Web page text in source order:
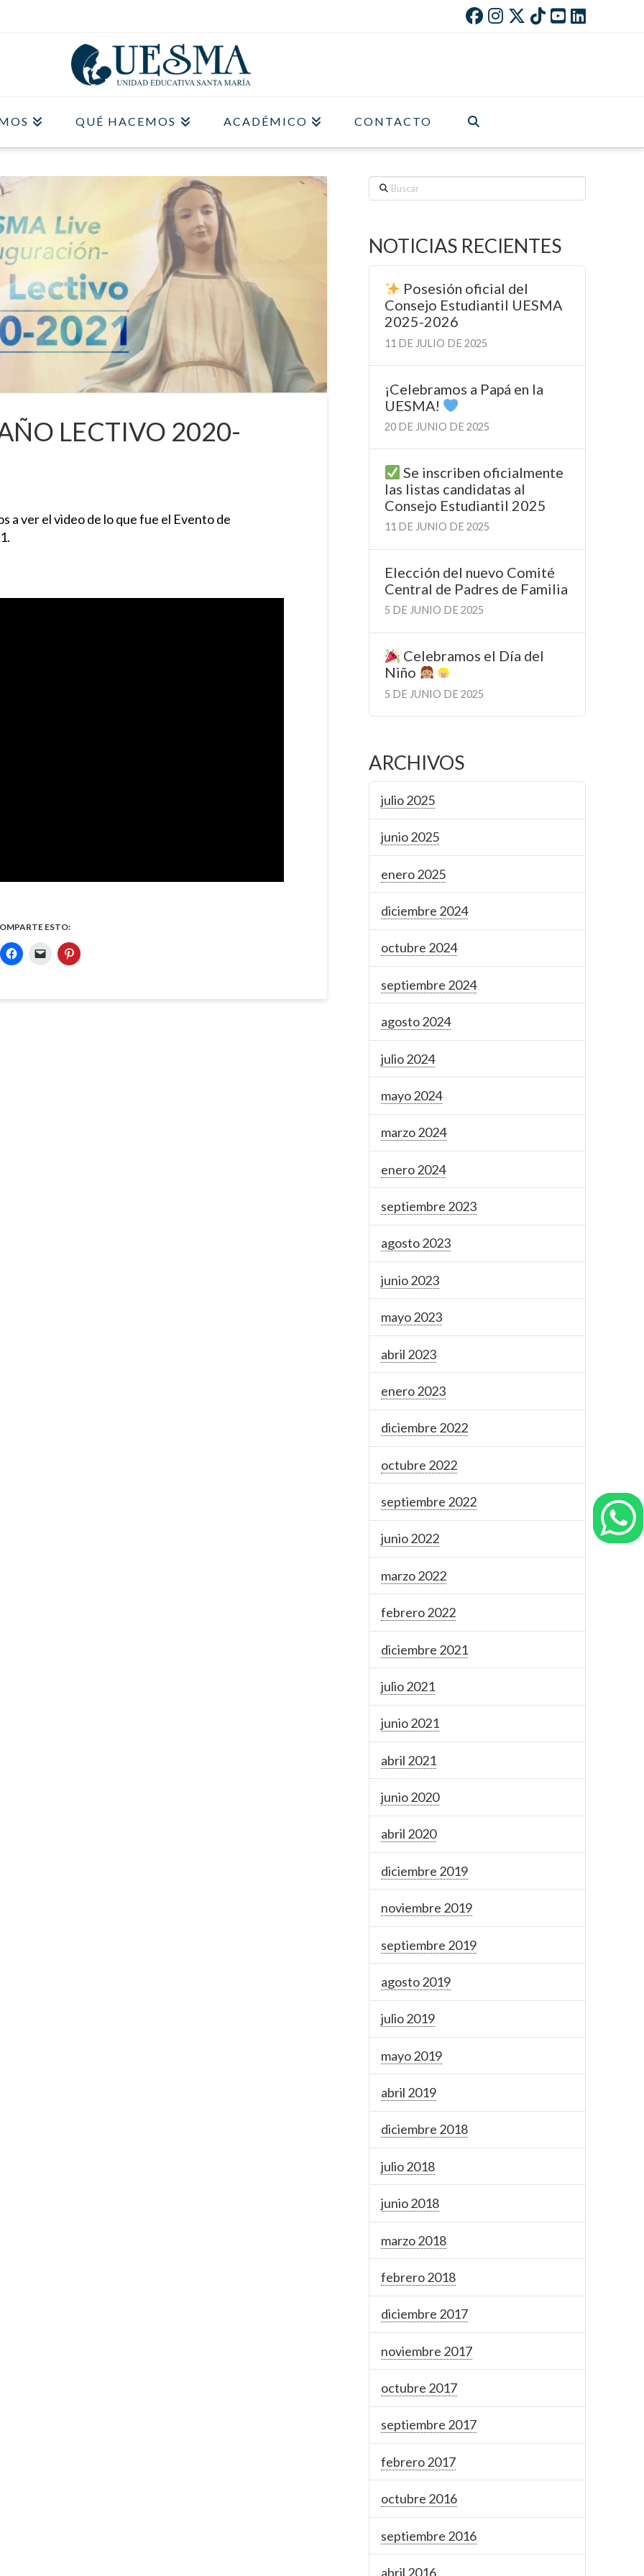
QUÉ HACEMOS ACADÉMICO CONTACTO
LECTIVO 2020-
a ver el video de lo que fue el Evento de
ESTO:
Buscar
NOTICIAS RECIENTES
Posesión oficial del
Consejo Estudiantil UESMA
2025-2026
11 DE JULIO DE 2025
¡Celebramos a Papá en la
UESMA!
20 DE JUNIO DE 2025
Se inscriben oficialmente
las listas candidatas al
Consejo Estudiantil 2025
11 DE JUNIO DE 2025
Elección del nuevo Comité
Central de Padres de Familia
5 DE JUNIO DE 2025
Celebramos el Día del
Niño
5 DE JUNIO DE 2025
ARCHIVOS
julio 2025
junio 2025
enero 2025
diciembre 2024
octubre 2024
septiembre 2024
agosto 2024
julio 2024
mayo 2024
marzo 2024
enero 2024
septiembre 2023
agosto 2023
junio 2023
mayo 2023
abril 2023
enero 2023
diciembre 2022
octubre 2022
septiembre 2022
junio 2022
marzo 2022
febrero 2022
diciembre 2021
julio 2021
junio 2021
abril 2021
junio 2020
abril 2020
diciembre 2019
noviembre 2019
septiembre 2019
agosto 2019
julio 2019
mayo 2019
abril 2019
diciembre 2018
julio 2018
junio 2018
marzo 2018
febrero 2018
diciembre 2017
noviembre 2017
octubre 2017
septiembre 2017
febrero 2017
octubre 2016
septiembre 2016
abril 2016